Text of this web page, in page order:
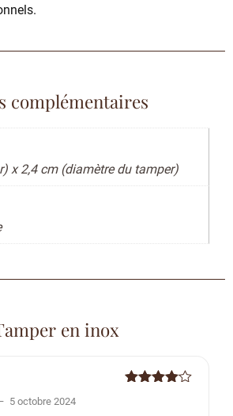
complémentaires
x 2,4 cm (diamètre du tamper)
en inox
5 octobre 2024